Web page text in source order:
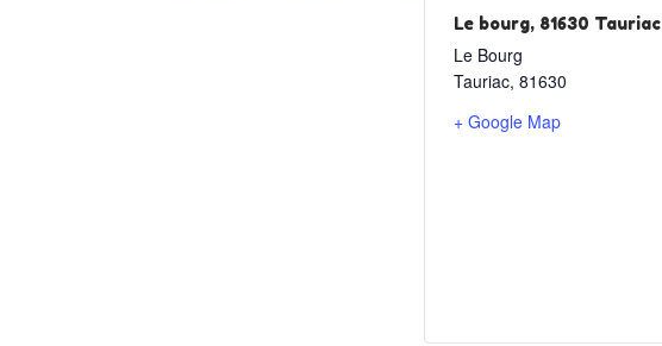
Le bourg, 81630 Tauriac
Le Bourg
Tauriac, 81630
+ Google Map